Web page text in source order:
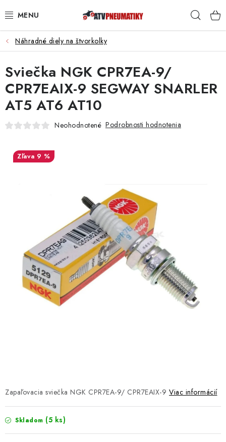
na
PNEUMATIKY
DISKY
ROZŠIROVACIE PODLOŽKY
NÁHRADNÉ DIELY NA ŠTVORKOLKY
OCHRANNÉ RÁMY
NÁVLEKY TLMIČOV
NAVIJAKY COME UP WARN
OLEJE MAXIMA A FILTRE
ROZŠIROVACIE PLASTY BLATNÍKOV
NOVINKY
Náhradné diely na štvorkolky
Zapaľovacia sviečka NGK CPR7EA-9/ CPR7EAIX-9 Viac informácií
Skladom (5 ks)
Sviečka NGK CPR7EA-9/
CPR7EAIX-9 SEGWAY SNARLER
AT5 AT6 AT10
Neohodnotené Podrobnosti hodnotenia
9 %